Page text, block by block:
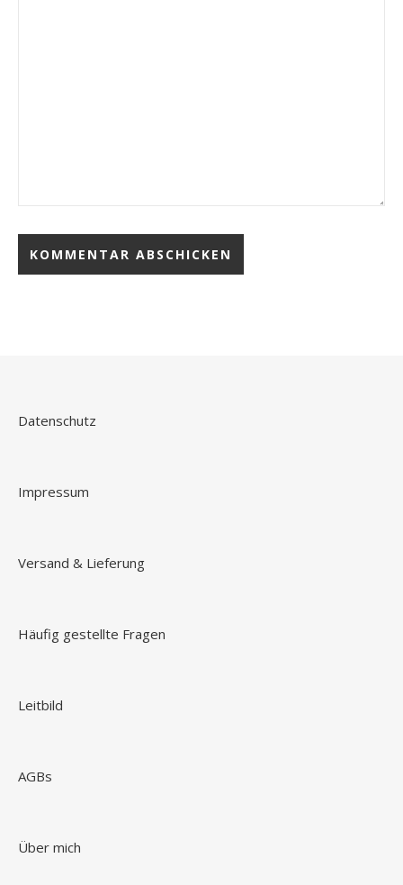
Datenschutz
Impressum
Versand & Lieferung
Häufig gestellte Fragen
Leitbild
AGBs
Über mich